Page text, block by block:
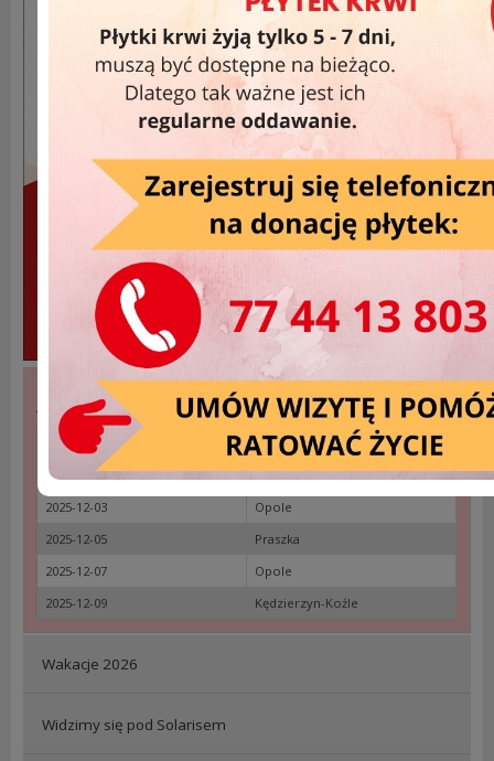
Akcje Wyjazdowe »
DATA
MIEJSCOWOŚĆ
2025-12-02
Nysa
2025-12-03
Opole
2025-12-05
Praszka
2025-12-07
Opole
2025-12-09
Kędzierzyn-Koźle
Wakacje 2026
Widzimy się pod Solarisem